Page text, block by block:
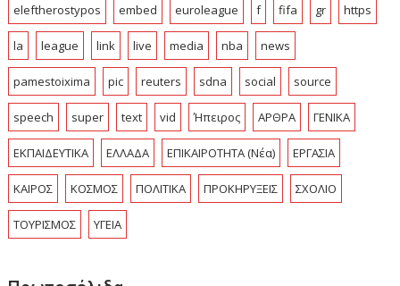
eleftherostypos embed euroleague f fifa gr https
la league link live media nba news
pamestoixima pic reuters sdna social source
speech super text vid Ήπειρος ΑΡΘΡΑ ΓΕΝΙΚΑ
ΕΚΠΑΙΔΕΥΤΙΚΑ ΕΛΛΑΔΑ ΕΠΙΚΑΙΡΟΤΗΤΑ (Νέα) ΕΡΓΑΣΙΑ
ΚΑΙΡΟΣ ΚΟΣΜΟΣ ΠΟΛΙΤΙΚΑ ΠΡΟΚΗΡΥΞΕΙΣ ΣΧΟΛΙΟ
ΤΟΥΡΙΣΜΟΣ ΥΓΕΙΑ